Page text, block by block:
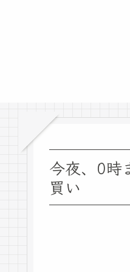
今夜、0時
買い